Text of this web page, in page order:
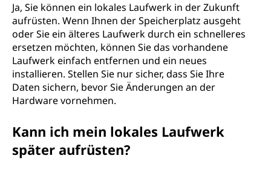
Ja, Sie können ein lokales Laufwerk in der Zukunft
aufrüsten. Wenn Ihnen der Speicherplatz ausgeht
oder Sie ein älteres Laufwerk durch ein schnelleres
ersetzen möchten, können Sie das vorhandene
Laufwerk einfach entfernen und ein neues
installieren. Stellen Sie nur sicher, dass Sie Ihre
Daten sichern, bevor Sie Änderungen an der
Hardware vornehmen.
Kann ich mein lokales Laufwerk
später aufrüsten?